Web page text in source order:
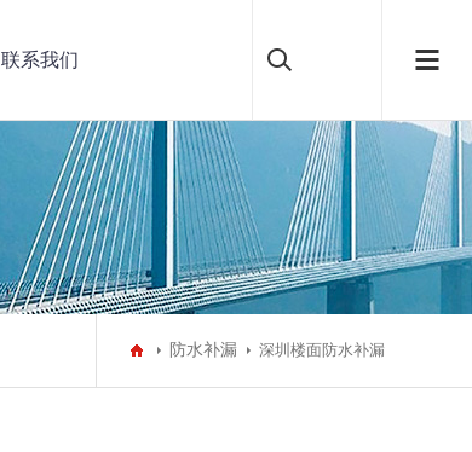
联系我们
深圳水池泳池防水补漏 深圳别墅防水补漏 深圳彩钢瓦翻
防水补漏 深圳楼面防水补漏